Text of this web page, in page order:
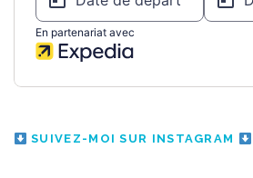
SUIVEZ-MOI SUR INSTAGRAM